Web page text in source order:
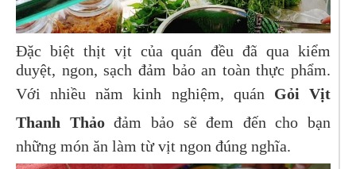
Đặc biệt thịt vịt của quán đều đã qua kiểm
duyệt, ngon, sạch đảm bảo an toàn thực phẩm.
Với nhiều năm kinh nghiệm, quán Gỏi Vịt
Thanh Thảođảm bảo sẽ đem đến cho bạn
những món ăn làm từ vịt ngon đúng nghĩa.